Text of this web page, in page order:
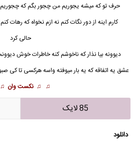
حرف تو که میشه یجوریم من چجور بگم که چجوریم
کارم اینه از دور نگات کنم نه ازم نخواه که رهات
حالی کرد
دیوونه بیا نذار که ناخوشم کنهخاطرات خوش
عشق یه اتفاقه که یه بار میوفته واسه هرکسی تا کی
♫ ♫ نکست وان
85 لایک
دانلود